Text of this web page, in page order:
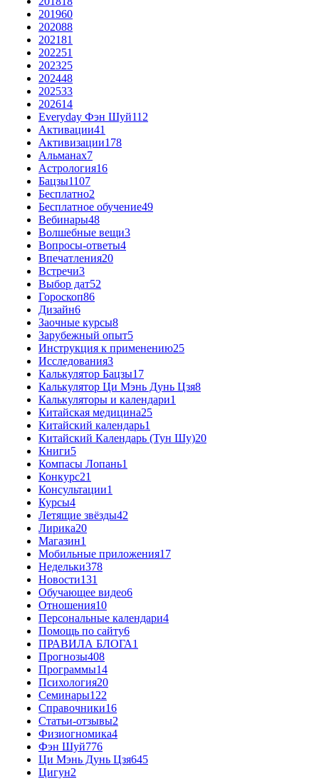
201960
202088
202181
202251
202325
202448
202533
202614
Everyday Фэн Шуй112
Активации41
Активизации178
Альманах7
Астрология16
Бацзы1107
Бесплатно2
Бесплатное обучение49
Вебинары48
Волшебные вещи3
Вопросы-ответы4
Впечатления20
Встречи3
Выбор дат52
Гороскоп86
Дизайн6
Заочные курсы8
Зарубежный опыт5
Инструкция к применению25
Исследования3
Калькулятор Бацзы17
Калькулятор Ци Мэнь Дунь Цзя8
Калькуляторы и календари1
Китайская медицина25
Китайский календарь1
Китайский Календарь (Тун Шу)20
Книги5
Компасы Лопань1
Конкурс21
Консультации1
Курсы4
Летящие звёзды42
Лирика20
Магазин1
Мобильные приложения17
Недельки378
Новости131
Обучающее видео6
Отношения10
Персональные календари4
Помощь по сайту6
ПРАВИЛА БЛОГА1
Прогнозы408
Программы14
Психология20
Семинары122
Справочники16
Статьи-отзывы2
Физиогномика4
Фэн Шуй776
Ци Мэнь Дунь Цзя645
Цигун2